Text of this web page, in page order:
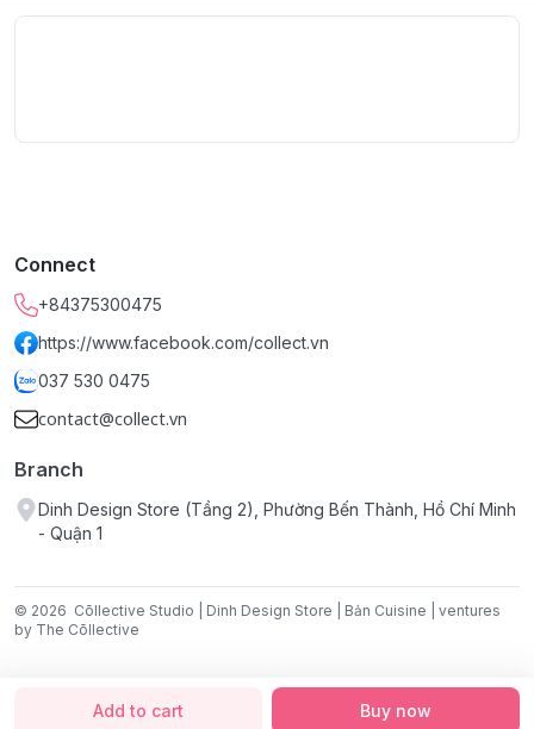
Add to cart Buy now
đều được biến hóa thành những thiết kế hiện đại với
Bộ sưu tập:
Chất liệu:Gốm sứ.
Kích thước:10 x 10 cm.
(Limited Edition) tại Dinh Design Store.
Connect
+84375300475
https://www.facebook.com/collect.vn
037 530 0475
contact@collect.vn
Branch
Dinh Design Store (Tầng 2), Phường Bến Thành, Hồ Chí Minh
- Quận 1
© 2026 Cōllective Studio | Dinh Design Store | Bản Cuisine | ventures
by The Cōllective